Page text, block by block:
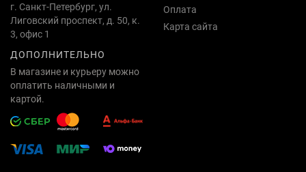
г. Санкт-Петербург, ул.
Лиговский проспект, д. 50, к.
3, офис 1
Оплата
Карта сайта
ДОПОЛНИТЕЛЬНО
В магазине и курьеру можно
оплатить наличными и
картой.